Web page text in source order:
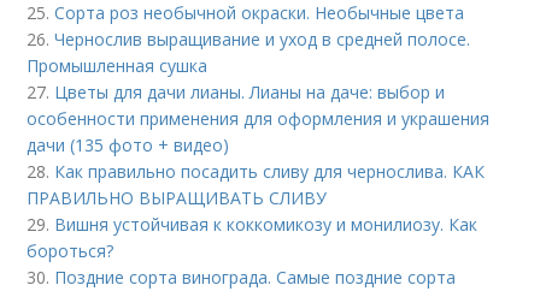
25.Сорта роз необычной окраски. Необычные цвета
26.Чернослив выращивание и уход в средней полосе.
Промышленная сушка
27. Цветы для дачи лианы. Лианы на даче: выбор и
особенности применения для оформления и украшения
дачи (135 фото + видео)
28. Как правильно посадить сливу для чернослива. КАК
ПРАВИЛЬНО ВЫРАЩИВАТЬ СЛИВУ
29. Вишня устойчивая к коккомикозу и монилиозу. Как
бороться?
30. Поздние сорта винограда. Самые поздние сорта